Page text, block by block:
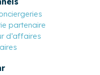
partenaire
d’affaires